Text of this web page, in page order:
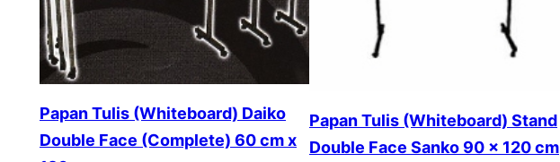
Papan Tulis (Whiteboard) Daiko
Double Face (Complete) 60 cm x
Papan Tulis (Whiteboard) Stand
Double Face Sanko 90 x 120 cm